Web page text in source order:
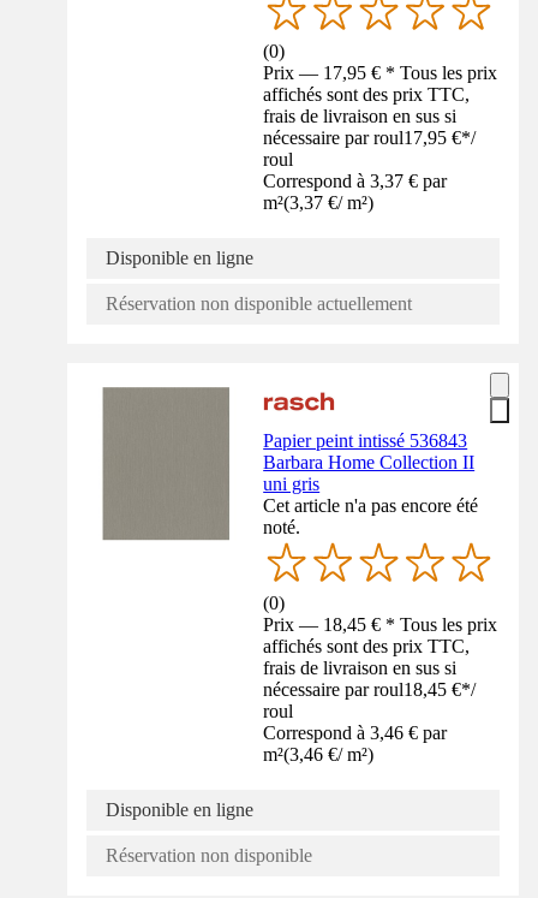
(0)
Prix — 17,95 € * Tous les prix
affichés sont des prix TTC,
frais de livraison en sus si
nécessaire par roul17,95 €*/
roul
Correspond à 3,37 € par
m²(3,37 €/ m²)
Disponible en ligne
Réservation non disponible actuellement
Papier peint intissé 536843
Barbara Home Collection II
uni gris
Cet article n'a pas encore été
noté.
(0)
Prix — 18,45 € * Tous les prix
affichés sont des prix TTC,
frais de livraison en sus si
nécessaire par roul18,45 €*/
roul
Correspond à 3,46 € par
m²(3,46 €/ m²)
Disponible en ligne
Réservation non disponible